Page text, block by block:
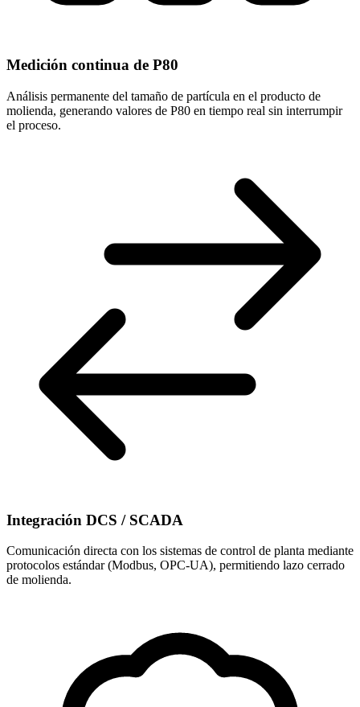
Medición continua de P80
Análisis permanente del tamaño de partícula en el producto de
molienda, generando valores de P80 en tiempo real sin interrumpir
el proceso.
Integración DCS / SCADA
Comunicación directa con los sistemas de control de planta mediante
protocolos estándar (Modbus, OPC-UA), permitiendo lazo cerrado
de molienda.